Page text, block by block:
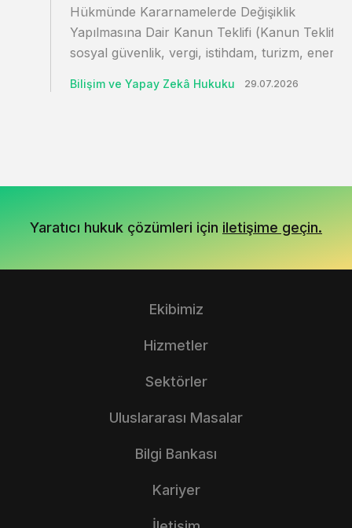
Hükmünde Kararnamelerde Değişiklik
Yapılmasına Dair Kanun Teklifi (Kanun Teklifi)
sosyal güvenlik, vergi, istihdam, turizm, enerji…
Bilişim ve Yapay Zekâ Hukuku 29.07.2026
Yaratıcı hukuk çözümleri için iletişime geçin.
Ekibimiz
Hizmetler
Sektörler
Uluslararası Masalar
Bilgi Bankası
Kariyer